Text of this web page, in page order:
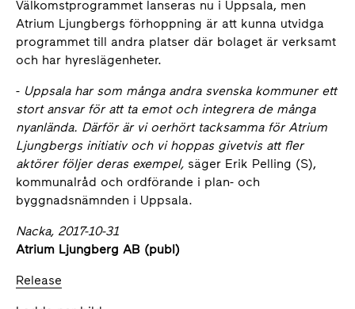
Välkomstprogrammet lanseras nu i Uppsala, men
Atrium Ljungbergs förhoppning är att kunna utvidga
programmet till andra platser där bolaget är verksamt
och har hyreslägenheter.
- Uppsala har som många andra svenska kommuner ett
stort ansvar för att ta emot och integrera de många
nyanlända. Därför är vi oerhört tacksamma för Atrium
Ljungbergs initiativ och vi hoppas givetvis att fler
aktörer följer deras exempel, säger Erik Pelling (S),
kommunalråd och ordförande i plan- och
byggnadsnämnden i Uppsala.
Nacka, 2017-10-31
Atrium Ljungberg AB (publ)
Release